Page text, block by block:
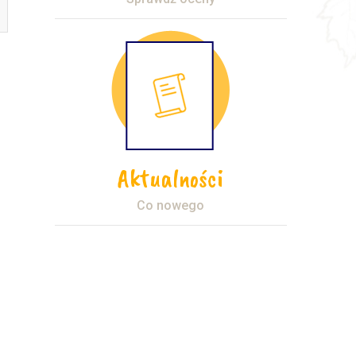
Aktualności
Co nowego